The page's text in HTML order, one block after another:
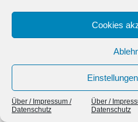
Cookies
Über / Impressum /
Datenschutz
Über /
Datenschutz
Kamera sind keine
Soldaten oder
weg und zeigen Sie
Handy-Apps nutzen: Viele
anzeigen, wo bestimmte